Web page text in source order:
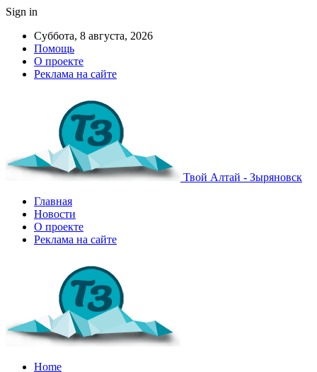
Sign in
Суббота, 8 августа, 2026
Помощь
О проекте
Реклама на сайте
Твой Алтай - Зыряновск
Главная
Новости
О проекте
Реклама на сайте
Home